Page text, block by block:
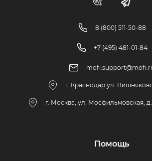
8 (800) 511-50-88
+7 (495) 481-01-84
г. Краснодар ул.
г. Москва, ул. Мосфильмовская,
Помощь